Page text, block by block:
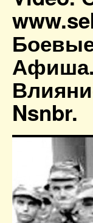
Афиша.
Nsnbr.